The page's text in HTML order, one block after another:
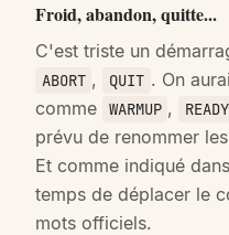
Froid, abandon, quitte...
C'est triste un
ABORT , QUIT . On
comme
WARMUP , READY
prévu de renommer
Et comme indiqué dans
temps de déplacer le
mots officiels.